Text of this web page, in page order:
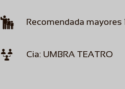

 Recomendada mayores
Cia: UMBRA TEATRO